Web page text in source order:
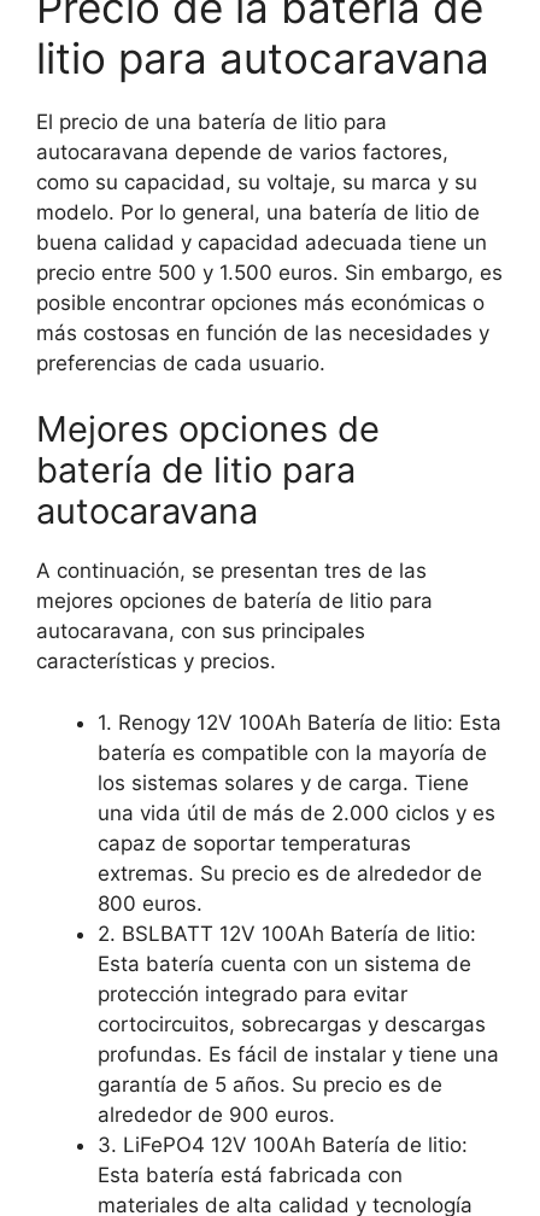
litio para autocaravana
El precio de una batería de litio para
autocaravana depende de varios factores,
como su capacidad, su voltaje, su marca y su
modelo. Por lo general, una batería de litio de
buena calidad y capacidad adecuada tiene un
precio entre 500 y 1.500 euros. Sin embargo, es
posible encontrar opciones más económicas o
más costosas en función de las necesidades y
preferencias de cada usuario.
Mejores opciones de
batería de litio para
autocaravana
A continuación, se presentan tres de las
mejores opciones de batería de litio para
autocaravana, con sus principales
características y precios.
1. Renogy 12V 100Ah Batería de litio: Esta
batería es compatible con la mayoría de
los sistemas solares y de carga. Tiene
una vida útil de más de 2.000 ciclos y es
capaz de soportar temperaturas
extremas. Su precio es de alrededor de
800 euros.
2. BSLBATT 12V 100Ah Batería de litio:
Esta batería cuenta con un sistema de
protección integrado para evitar
cortocircuitos, sobrecargas y descargas
profundas. Es fácil de instalar y tiene una
garantía de 5 años. Su precio es de
alrededor de 900 euros.
3. LiFePO4 12V 100Ah Batería de litio:
Esta batería está fabricada con
materiales de alta calidad y tecnología